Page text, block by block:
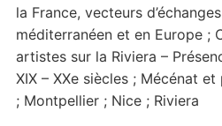
la France, vecteurs
méditerranéen et en Europe ;
artistes sur la Riviera –
XIX – XXe siècles ; Mécénat
; Montpellier ; Nice ; Riviera